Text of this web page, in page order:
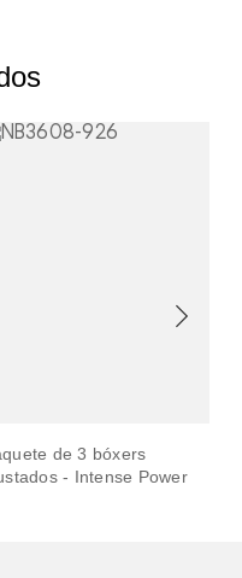
de 3 bóxers
- Intense Power